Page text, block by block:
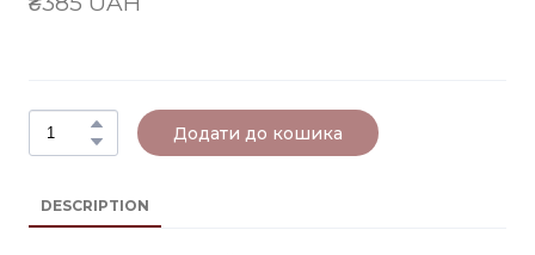
Додати до кошика
DESCRIPTION